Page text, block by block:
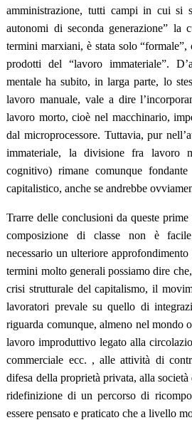
amministrazione, tutti campi in cui si
autonomi di seconda generazione” la
termini marxiani, è stata solo
prodotti del “lavoro immateriale”.
mentale ha subito, in larga parte, lo
lavoro manuale, vale a dire
lavoro morto, cioè nel macchinario,
dal microprocessore. Tuttavia, pur
immateriale, la divisione fra lavoro
cognitivo) rimane comunque
capitalistico, anche se andrebbe
Trarre delle conclusioni da queste prime
composizione di classe non è
necessario un ulteriore
termini molto generali possiamo dire
crisi strutturale del capitalismo, il
lavoratori prevale su quello di
riguarda comunque, almeno nel mondo
lavoro improduttivo legato alla
commerciale ecc. , alle attività di
difesa della proprietà privata, alla
ridefinizione di un percorso di
essere pensato e praticato che a livello